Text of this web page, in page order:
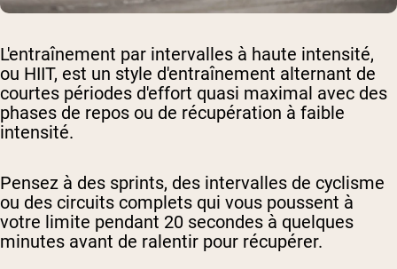
L'entraînement par intervalles à haute intensité,
ou HIIT, est un style d'entraînement alternant de
courtes périodes d'effort quasi maximal avec des
phases de repos ou de récupération à faible
intensité.
Pensez à des sprints, des intervalles de cyclisme
ou des circuits complets qui vous poussent à
votre limite pendant 20 secondes à quelques
minutes avant de ralentir pour récupérer.